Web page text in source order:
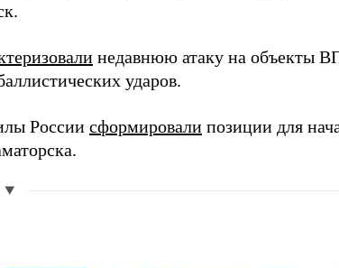
недавнюю атаку на объекты
ударов.
России сформировали позиции для
▼